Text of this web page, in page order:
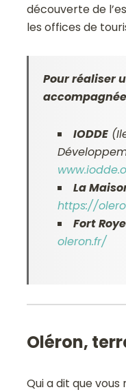
découverte de
les offices de
Pour réaliser
IODDE
La
https://
Fort
oleron.fr/
Oléron,
Qui a dit que vous